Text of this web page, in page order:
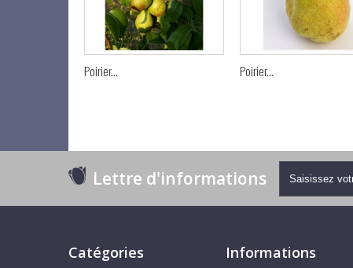
Poirier... Poirier...
Lettre d'informations
Catégories Informations